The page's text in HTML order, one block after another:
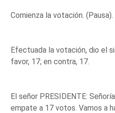
Comienza la votación. (Pausa).
Efectuada la votación, dio el
favor, 17; en contra, 17.
El señor PRESIDENTE:
empate a 17 votos. Vamos a